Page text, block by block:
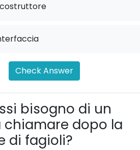
Check Answer
bisogno di un
chiamare dopo la
di fagioli?